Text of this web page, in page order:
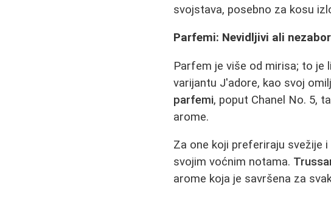
svojstava, posebno za kosu
Parfemi: Nevidljivi ali
Parfem je više od mirisa; to je
varijantu J'adore, kao svoj
parfemi, poput Chanel No. 5,
arome.
Za one koji preferiraju svežije
svojim voćnim notama.
arome koja je savršena za